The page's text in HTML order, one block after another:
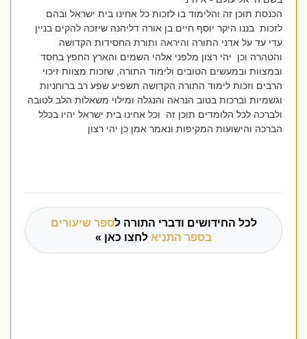
הכנסת תוכן זה והלימוד בו לזכות כל אחינו בית ישראל ובהם
לזכות בננו היקר יוסף חיים בן אורה דליהנה שיזכה להקים בניין
עדי עד על אדני התורה והיראה ותורת החסידות הקדושה
והטהרה וכן יהי רצון מלפני אלהי השמים והארץ החפץ בחסד
ובמצוות ובמעשים הטובים ולימוד התורה, שזכות מצוות זיכוי
הרבים וזכות לימוד התורה הקדושה תשפיע שפע רב ברוחניות
וגשמיות וברכות בטוב הנראה והנגלה ומילוי משאלות הלב לטובה
ולברכה לכל הלומדים תוכן זה וכל אחינו בית ישראל יהיו בכלל
הברכה והישועות המקיפות ונאמר אמן כן יהי רצון
לכל החידושים ודברי התורה לספר שיעורים
בספר התניאלחצו כאן »